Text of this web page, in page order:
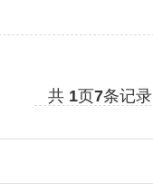
共 1页7条记录